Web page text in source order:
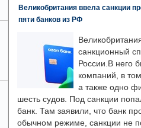
Великобритания ввела санкции
пяти банков из РФ
санкционный
России.В него
компаний, в
а также одно
шесть судов. Под санкции
банк. Там заявили, что банк
обычном режиме, санкции не